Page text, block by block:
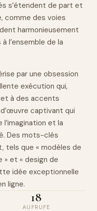
s’étendent de part et
comme des voies
harmonieusement
l’ensemble de la
par une obsession
exécution qui,
à des accents
captivant qui
et la
Des mots-clés
tels que « modèles de
» et « design de
idée exceptionnelle
ligne.
18
AUFRUFE